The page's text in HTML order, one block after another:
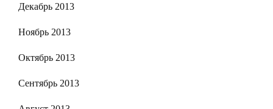
Декабрь 2013
Ноябрь 2013
Октябрь 2013
Сентябрь 2013